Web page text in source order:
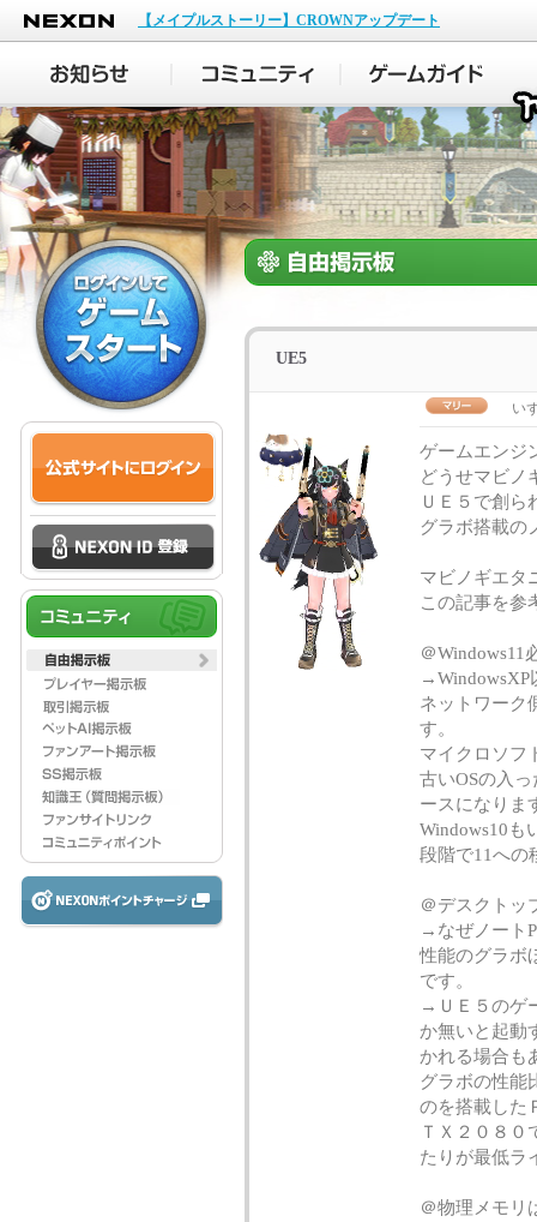
NEXON
【メイプルストーリー】CROWNアップデート
UE5
い
ゲームエンジ
どうせマビノ
ＵＥ５で創ら
グラボ搭載の
マビノギエタ
この記事を参
＠Windows11
→WindowsXP
ネットワーク
す。
マイクロソフ
古いOSの入
ースになりま
Windows10も
段階で11への
＠デスクトッ
→なぜノート
性能のグラボ
です。
→ＵＥ５のゲ
か無いと起動
かれる場合も
グラボの性能
のを搭載した
ＴＸ２０８０
たりが最低ラ
＠物理メモリ